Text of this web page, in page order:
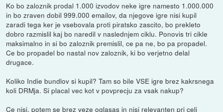
Ko bo zaloznik prodal 1.000 izvodov neke igre namesto 1.000.000
in bo zraven dobil 999.000 emailov, da njegove igre nisi kupil
zaradi tega ker je vsebovala proti piratsko zascito, bo prekleto
dobro razmislil kaj bo naredil v naslednjem ciklu. Ponovis tri cikle
maksimalno in si bo zaloznik premislil, ce pa ne, bo pa propadel.
Ce bo propadel bo nastal nov zaloznik, ki bo verjetno delal
drugace.
Koliko Indie bundlov si kupil? Tam so bile VSE igre brez kakrsnega
koli DRMja. Si placal vec kot v povprecju za vsak nakup?
Ce nisi, potem se brez veze oglasas in nisi relevanten pri celi